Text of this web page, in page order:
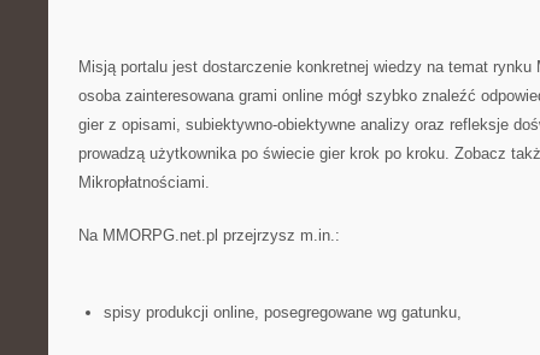
Misją portalu jest dostarczenie konkretnej wiedzy na temat
osoba zainteresowana grami online mógł szybko znaleźć
gier z opisami, subiektywno-obiektywne analizy oraz refleksje
prowadzą użytkownika po świecie gier krok po kroku. Zobacz
Mikropłatnościami.
Na MMORPG.net.pl przejrzysz m.in.:
spisy produkcji online, posegregowane wg gatunku,